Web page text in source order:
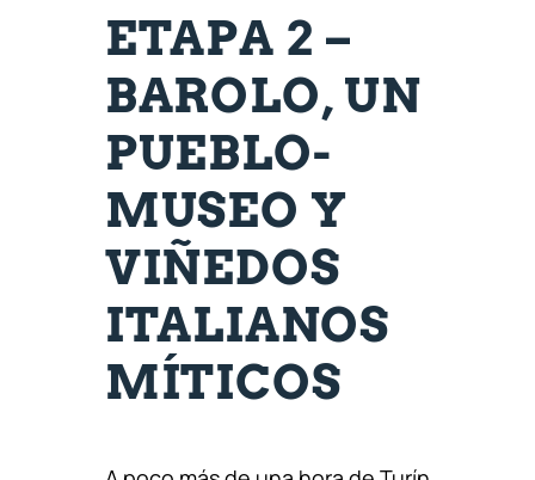
ETAPA 2 –
BAROLO, UN
PUEBLO-
MUSEO Y
VIÑEDOS
ITALIANOS
MÍTICOS